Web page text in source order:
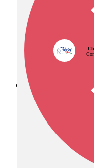
Diócesis de Zipaquirá